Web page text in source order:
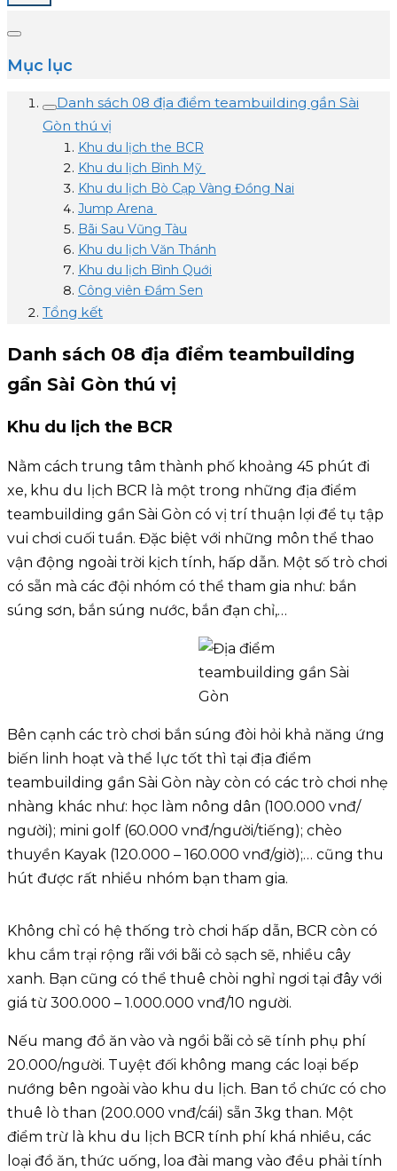
Mục lục
Danh sách 08 địa điểm teambuilding gần Sài
Gòn thú vị
Khu du lịch the BCR
Khu du lịch Bình Mỹ
Khu du lịch Bò Cạp Vàng Đồng Nai
Jump Arena
Bãi Sau Vũng Tàu
Khu du lịch Văn Thánh
Khu du lịch Bình Quới
Công viên Đầm Sen
Tổng kết
Danh sách 08 địa điểm teambuilding
gần Sài Gòn thú vị
Khu du lịch the BCR
Nằm cách trung tâm thành phố khoảng 45 phút đi
xe, khu du lịch BCR là một trong những địa điểm
teambuilding gần Sài Gòn có vị trí thuận lợi để tụ tập
vui chơi cuối tuần. Đặc biệt với những môn thể thao
vận động ngoài trời kịch tính, hấp dẫn. Một số trò chơi
có sẵn mà các đội nhóm có thể tham gia như: bắn
súng sơn, bắn súng nước, bắn đạn chỉ,…
Bên cạnh các trò chơi bắn súng đòi hỏi khả năng ứng
biến linh hoạt và thể lực tốt thì tại địa điểm
teambuilding gần Sài Gòn này còn có các trò chơi nhẹ
nhàng khác như: học làm nông dân (100.000 vnđ/
người); mini golf (60.000 vnđ/người/tiếng); chèo
thuyền Kayak (120.000 – 160.000 vnđ/giờ);… cũng thu
hút được rất nhiều nhóm bạn tham gia.
Không chỉ có hệ thống trò chơi hấp dẫn, BCR còn có
khu cắm trại rộng rãi với bãi cỏ sạch sẽ, nhiều cây
xanh. Bạn cũng có thể thuê chòi nghỉ ngơi tại đây với
giá từ 300.000 – 1.000.000 vnđ/10 người.
Nếu mang đồ ăn vào và ngồi bãi cỏ sẽ tính phụ phí
20.000/người. Tuyệt đối không mang các loại bếp
nướng bên ngoài vào khu du lịch. Ban tổ chức có cho
thuê lò than (200.000 vnđ/cái) sẵn 3kg than. Một
điểm trừ là khu du lịch BCR tính phí khá nhiều, các
loại đồ ăn, thức uống, loa đài mang vào đều phải tính